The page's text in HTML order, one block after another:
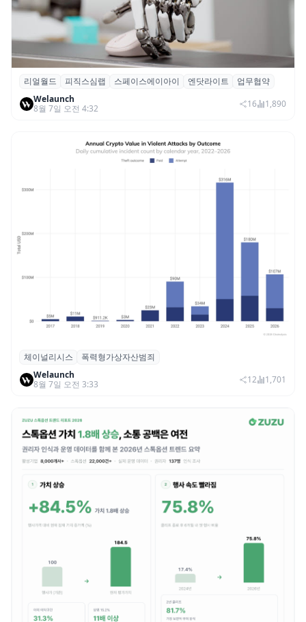
리얼월드, 로봇테크 스타트업 3곳과 손잡고
휴머노이드 표준 만든다
리얼월드 피직스심랩 스페이스에이아이 엔닷라이트
업무협약
Welaunch
8월 7일 오전 4:32
16 1,890
체이널리시스 “가상자산 보유자 대상 폭력
범죄 증가…상반기 탈취액 3000만 달러 돌파
체이널리시스
폭력형가상자산범죄
Welaunch
8월 7일 오전 3:33
12 1,701